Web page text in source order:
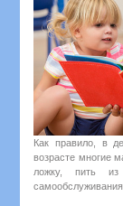
Как правило, в
возрасте многие
ложку, пить из
самообслуживания.